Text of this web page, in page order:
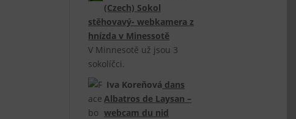
(Czech) Sokol
stěhovavý- webkamera z
hnízda v Minessotě
V Minnesotě už jsou 3
sokolíčci.
Iva Koreňová dans
Albatros de Laysan –
webcam du nid